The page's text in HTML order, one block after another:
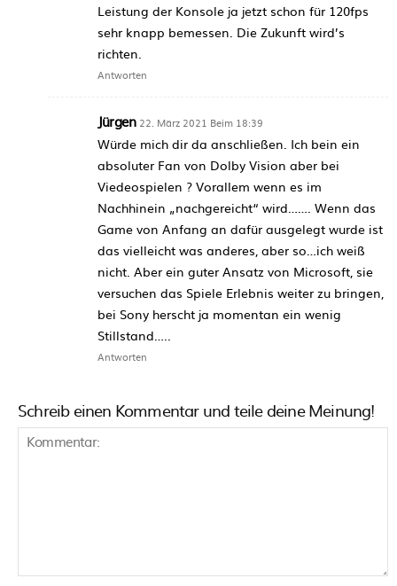
Leistung der Konsole ja jetzt schon für 120fps
sehr knapp bemessen. Die Zukunft wird’s
richten.
Antworten
Jürgen 22. März 2021 Beim 18:39
Würde mich dir da anschließen. Ich bein ein
absoluter Fan von Dolby Vision aber bei
Viedeospielen ? Vorallem wenn es im
Nachhinein „nachgereicht“ wird……. Wenn das
Game von Anfang an dafür ausgelegt wurde ist
das vielleicht was anderes, aber so…ich weiß
nicht. Aber ein guter Ansatz von Microsoft, sie
versuchen das Spiele Erlebnis weiter zu bringen,
bei Sony herscht ja momentan ein wenig
Stillstand…..
Antworten
Schreib einen Kommentar und teile deine Meinung!